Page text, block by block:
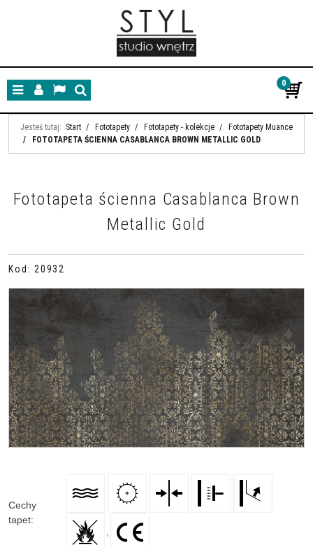
MenuPanelLangSzukaj
0
Jesteś tutaj: Start / Fototapety / Fototapety - kolekcje /
Fototapety Muance
/
FOTOTAPETA ŚCIENNA CASABLANCA BROWN METALLIC GOLD
Fototapeta ścienna Casablanca Brown
Metallic Gold
Kod : 20932
Cechy
tapet: